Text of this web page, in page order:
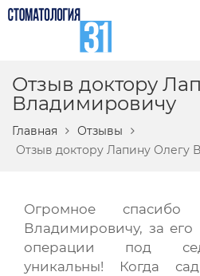
Отзыв доктору
Владимировичу
Главная
Отзывы
Отзыв доктору Лапину Олегу
Огромное спасибо
Владимировичу, за его
операции под
уникальны! Когда